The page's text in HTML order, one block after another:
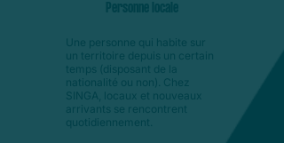
Une personne qui habite sur
un territoire depuis un certain
temps (disposant de la
nationalité ou non). Chez
SINGA, locaux et nouveaux
arrivants se rencontrent
quotidiennement.
Personne locale